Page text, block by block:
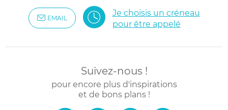
EMAIL
Je choisis un créneau
pour être appelé
Suivez-nous !
pour encore plus d'inspirations
et de bons plans !